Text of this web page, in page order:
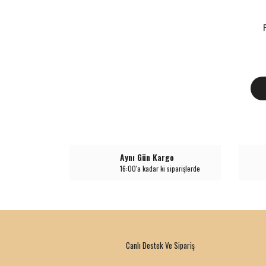
Aynı Gün Kargo
16:00'a kadar ki siparişlerde
Canlı Destek Ve Sipariş